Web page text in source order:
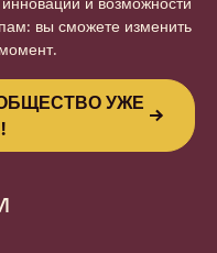
вы сможете изменить
УЖЕ